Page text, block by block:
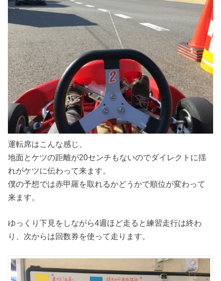
運転席はこんな感じ、
地面とケツの距離が20センチもないのでダイレクトに揺
れがケツに伝わって来ます。
僕の予想では赤甲羅を取れるかどうかで順位が変わって
来ます。
ゆっくり下見をしながら4週ほど走ると練習走行は終わ
り、次からは回数券を使って走ります。